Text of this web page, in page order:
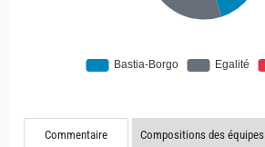
Commentaire Compositions des équipes